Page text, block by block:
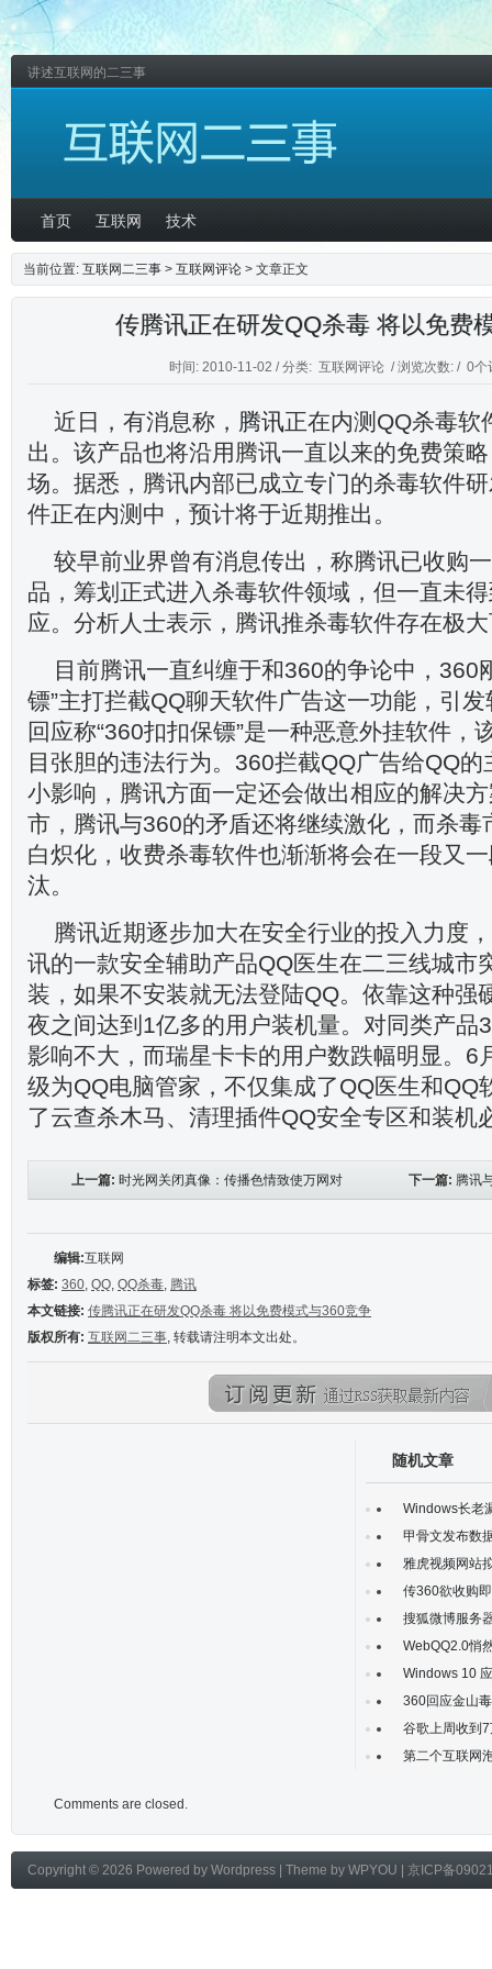
讲述互联网的二三事
首页 互联网 技术
当前位置: 互联网二三事 > 互联网评论 > 文章正文
传腾讯正在研发QQ杀毒 将以免费
时间: 2010-11-02 / 分类: 互联网评论 / 浏览次数: / 0个
近日，有消息称， 腾讯正在内测QQ杀毒软
出。该产品也将沿用腾讯一直以来的免费策
场。据悉，腾讯内部已成立专门的杀毒软件
件正在内测中，预计将于近期推出。
较早前业界曾有消息传出，称腾讯已收购
品，筹划正式进入杀毒软件领域，但一直未
应。分析人士表示，腾讯推杀毒软件存在极
目前腾讯一直纠缠于和360的争论中，360
镖”主打拦截QQ聊天软件广告这一功能，引
回应称“360扣扣保镖”是一种恶意外挂软件，
目张胆的违法行为。360拦截QQ广告给QQ
小影响，腾讯方面一定还会做出相应的解决
市，腾讯与360的矛盾还将继续激化，而杀毒
白炽化，收费杀毒软件也渐渐将会在一段又
汰。
腾讯近期逐步加大在安全行业的投入力度
讯的一款安全辅助产品QQ医生在二三线城市
装，如果不安装就无法登陆QQ。依靠这种强
夜之间达到1亿多的用户装机量。对同类产品
影响不大，而瑞星卡卡的用户数跌幅明显。6
级为QQ电脑管家，不仅集成了QQ医生和QQ
了云查杀木马、清理插件QQ安全专区和装机
上一篇: 时光网关闭真像：传播色情致使万网对 下一篇: 腾讯
编辑:互联网
标签: 360, QQ, QQ杀毒, 腾讯
本文链接: 传腾讯正在研发QQ杀毒 将以免费模式与360竞争
版权所有: 互联网二三事, 转载请注明本文出处。
随机文章
Windows长老
甲骨文发布数
雅虎视频网站
传360欲收购
搜狐微博服务
WebQQ2.0悄
Windows 10
360回应金山
谷歌上周收到
第二个互联网
Comments are closed.
Copyright © 2026 Powered by Wordpress | Theme by WPYOU 京ICP备